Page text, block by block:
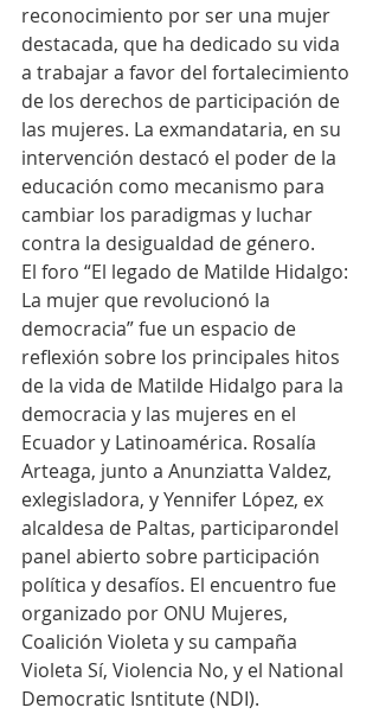
reconocimiento por ser una mujer
destacada, que ha dedicado su vida
a trabajar a favor del fortalecimiento
de los derechos de participación de
las mujeres. La exmandataria, en su
intervención destacó el poder de la
educación como mecanismo para
cambiar los paradigmas y luchar
contra la desigualdad de género.
El foro “El legado de Matilde Hidalgo:
La mujer que revolucionó la
democracia” fue un espacio de
reflexión sobre los principales hitos
de la vida de Matilde Hidalgo para la
democracia y las mujeres en el
Ecuador y Latinoamérica. Rosalía
Arteaga, junto a Anunziatta Valdez,
exlegisladora, y Yennifer López, ex
alcaldesa de Paltas, participarondel
panel abierto sobre participación
política y desafíos. El encuentro fue
organizado por ONU Mujeres,
Coalición Violeta y su campaña
Violeta Sí, Violencia No, y el National
Democratic Isntitute (NDI).